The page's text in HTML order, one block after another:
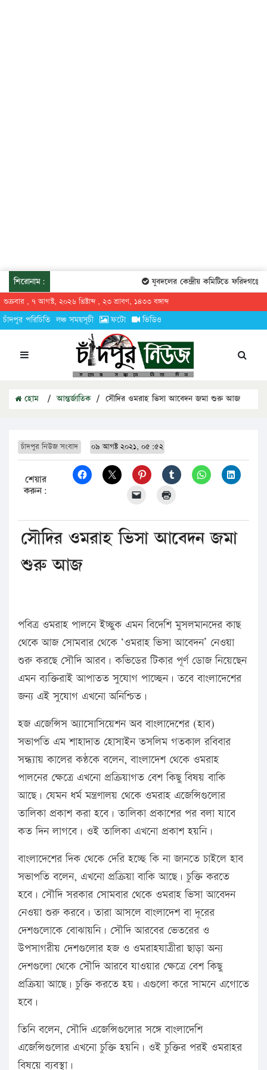
শিরোনাম: যুবদলের কেন্দ্রীয় কমিটিতে ফরিদগঞ্জের
শুক্রবার , ৭ আগস্ট, ২০২৬ খ্রিষ্টাব্দ , ২৩ শ্রাবণ, ১৪৩৩ বঙ্গাব্দ
চাঁদপুর পরিচিতি লঞ্চ সময়সূচী ফটো ভিডিও
হোম / আন্তর্জাতিক / সৌদির ওমরাহ ভিসা আবেদন জমা শুরু আজ
চাঁদপুর নিউজ সংবাদ ০৯ আগষ্ট ২০২১, ০৫:৫২
শেয়ার
করুন:
সৌদির ওমরাহ ভিসা আবেদন জমা
শুরু আজ
পবিত্র ওমরাহ পালনে ইচ্ছুক এমন বিদেশি মুসলমানদের কাছ
থেকে আজ সোমবার থেকে ‘ওমরাহ ভিসা আবেদন’ নেওয়া
শুরু করছে সৌদি আরব। কভিডের টিকার পূর্ণ ডোজ নিয়েছেন
এমন ব্যক্তিরাই আপাতত সুযোগ পাচ্ছেন। তবে বাংলাদেশের
জন্য এই সুযোগ এখনো অনিশ্চিত।
হজ এজেন্সিস অ্যাসোসিয়েশন অব বাংলাদেশের (হাব)
সভাপতি এম শাহাদাত হোসাইন তসলিম গতকাল রবিবার
সন্ধ্যায় কালের কণ্ঠকে বলেন, বাংলাদেশ থেকে ওমরাহ
পালনের ক্ষেত্রে এখনো প্রক্রিয়াগত বেশ কিছু বিষয় বাকি
আছে। যেমন ধর্ম মন্ত্রণালয় থেকে ওমরাহ এজেন্সিগুলোর
তালিকা প্রকাশ করা হবে। তালিকা প্রকাশের পর বলা যাবে
কত দিন লাগবে। ওই তালিকা এখনো প্রকাশ হয়নি।
বাংলাদেশের দিক থেকে দেরি হচ্ছে কি না জানতে চাইলে হাব
সভাপতি বলেন, এখনো প্রক্রিয়া বাকি আছে। চুক্তি করতে
হবে। সৌদি সরকার সোমবার থেকে ওমরাহ ভিসা আবেদন
নেওয়া শুরু করবে। তারা আসলে বাংলাদেশ বা দূরের
দেশগুলোকে বোঝায়নি। সৌদি আরবের ভেতরের ও
উপসাগরীয় দেশগুলোর হজ ও ওমরাহযাত্রীরা ছাড়া অন্য
দেশগুলো থেকে সৌদি আরবে যাওয়ার ক্ষেত্রে বেশ কিছু
প্রক্রিয়া আছে। চুক্তি করতে হয়। এগুলো করে সামনে এগোতে
হবে।
তিনি বলেন, সৌদি এজেন্সিগুলোর সঙ্গে বাংলাদেশি
এজেন্সিগুলোর এখনো চুক্তি হয়নি। ওই চুক্তির পরই ওমরাহর
বিষয়ে ব্যবস্থা।